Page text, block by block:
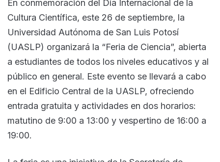
En conmemoración del Día Internacional de la
Cultura Científica, este 26 de septiembre, la
Universidad Autónoma de San Luis Potosí
(UASLP) organizará la “Feria de Ciencia”, abierta
a estudiantes de todos los niveles educativos y al
público en general. Este evento se llevará a cabo
en el Edificio Central de la UASLP, ofreciendo
entrada gratuita y actividades en dos horarios:
matutino de 9:00 a 13:00 y vespertino de 16:00 a
19:00.